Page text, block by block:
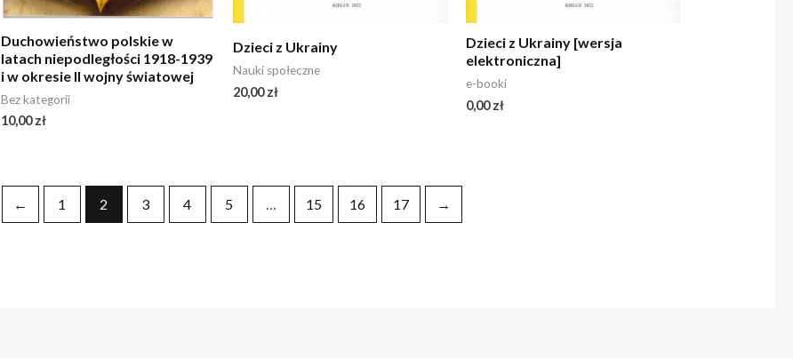
Duchowieństwo polskie w
latach niepodległości 1918-1939
i w okresie II wojny światowej
Bez kategorii
10,00zł
Dzieci z Ukrainy
Nauki społeczne
20,00zł
Dzieci z Ukrainy [wersja
elektroniczna]
e-booki
0,00zł
← 1 2 3 4 5 15 16 17 →